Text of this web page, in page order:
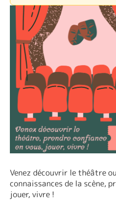
Venez découvrir le théâtre
connaissances de la scène,
jouer, vivre !